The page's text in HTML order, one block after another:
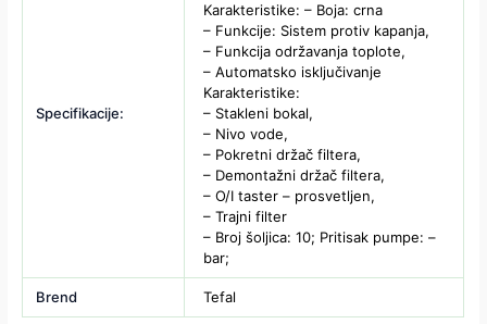
Specifikacije:
Karakteristike: – Boja: crna
– Funkcije: Sistem protiv kapanja,
– Funkcija održavanja toplote,
– Automatsko isključivanje
Karakteristike:
– Stakleni bokal,
– Nivo vode,
– Pokretni držač filtera,
– Demontažni držač filtera,
– O/I taster – prosvetljen,
– Trajni filter
– Broj šoljica: 10; Pritisak pumpe: –
bar;
Brend Tefal